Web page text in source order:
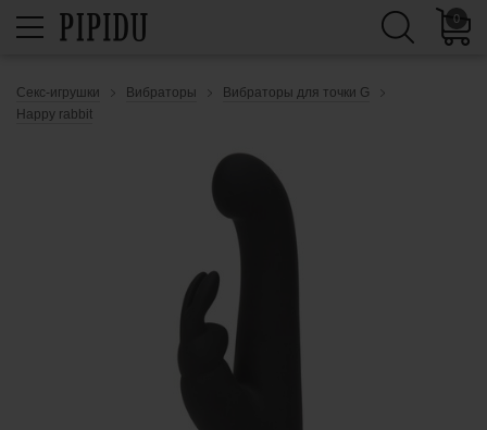
0
Секс-игрушки Вибраторы
Вибраторы для точки G
Happy rabbit